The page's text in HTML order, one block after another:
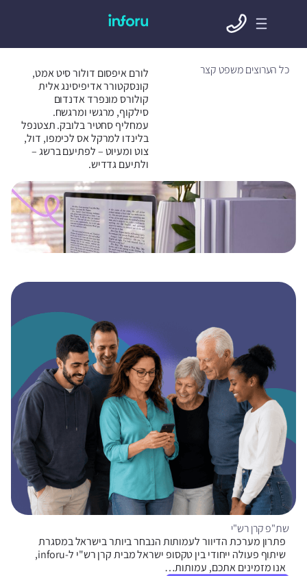
כל הערוצים משפט קצר
לורם איפסום דולור סיט אמט,
קונסקטורר אדיפיסינג אלית
קולורס מונפרד אדנדום
סילקוף, מרגשי ומרגשח.
עמחליף סחטיר בלובק. תצטנפל
בלינדו למרקל אס לכימפו, דול,
צוט ומעיוט – לפתיעם ברשג –
ולתיעם גדדיש.
שת"פ קרן רש"י
פתרון מערכת הדיוור לעמותות הנבחר ביותר בישראל במסגרת
שיתוף פעולה ייחודי בין טקסופ ישראל מבית קרן רש"י ל-inforu,
אנו מזמינים אתכם, עמותות…